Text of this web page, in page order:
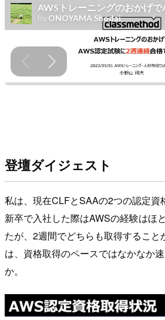
登壇ダイジェスト
私は、現在CLFとSAAの2つの認定資
新卒で入社した際はAWSの経験はほ
たが、2週間でどちらも取得すること
は、資格取得のペースではなかなか
か。